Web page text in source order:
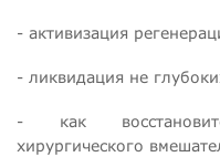
- активизация
- ликвидация не
- как
хирургического